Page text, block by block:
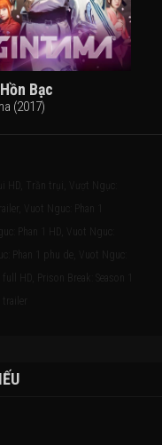
Bạc
(2017)
HD, Trần trụi, Vượt Ngục:
Vuot Nguc: Phan 1
Phan 1 HD, Vuot Nguc:
Phan 1 phu de, Vuot Nguc:
HD, Prison Break: Season 1
trailer